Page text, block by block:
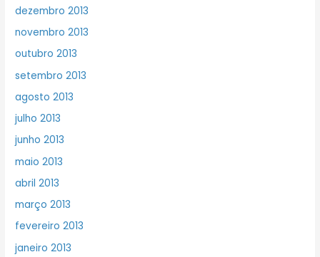
dezembro 2013
novembro 2013
outubro 2013
setembro 2013
agosto 2013
julho 2013
junho 2013
maio 2013
abril 2013
março 2013
fevereiro 2013
janeiro 2013